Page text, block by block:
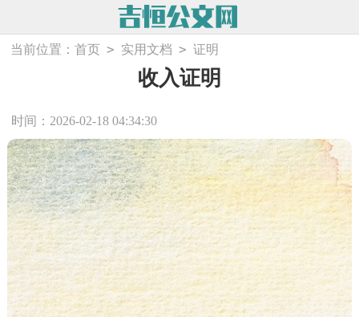
当前位置：首页 > 实用文档 > 证明
收入证明
时间：2026-02-18 04:34:30